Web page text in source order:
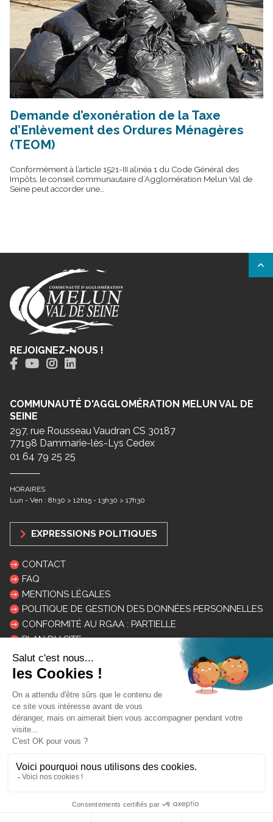
Demande d’exonération de la Taxe
d’Enlèvement des Ordures Ménagères
(TEOM)
Conformément à l’article 1521-III alinéa 1 du Code Général des
Impôts, le conseil communautaire d’Agglomération Melun Val de
Seine peut accorder une…
REJOIGNEZ-NOUS !
COMMUNAUTÉ D'AGGLOMÉRATION MELUN VAL DE
SEINE
297, rue Rousseau Vaudran CS 30187
77198 Dammarie-lès-Lys Cedex
01 64 79 25 25
HORAIRES
Lun - Ven : 8h30 > 12h15 - 13h30 > 17h30
EXPRESSIONS POLITIQUES
CONTACT
FAQ
MENTIONS LÉGALES
POLITIQUE DE GESTION DES DONNÉES PERSONNELLES
CONFORMITÉ AU RGAA : PARTIELLE
PLAN DU SITE
LOGOS ET CHARTE
INSCRIPTION NEWSLETTER
Mon courriel:
DESINSCRIPTION